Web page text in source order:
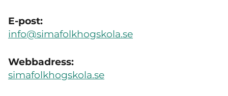
E-post:
info@simafolkhogskola.se
Webbadress:
simafolkhogskola.se